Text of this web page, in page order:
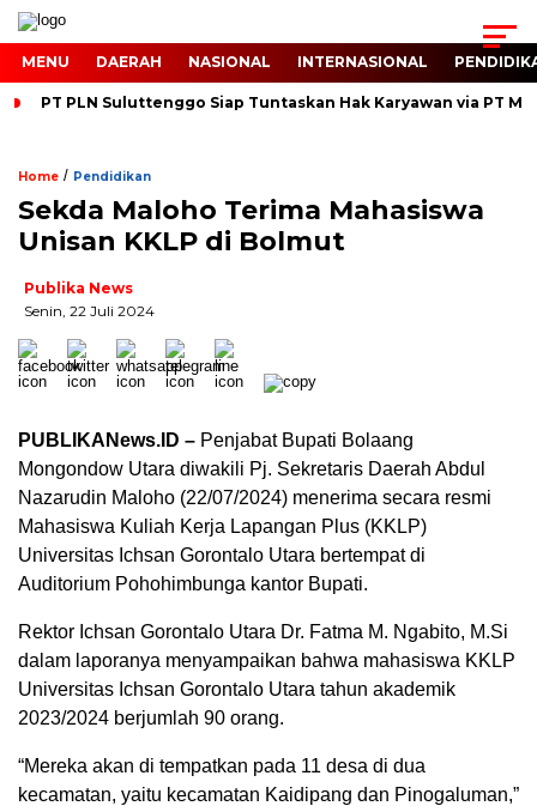
MENU DAERAH NASIONAL INTERNASIONAL
PT PLN Suluttenggo Siap Tuntaskan Hak Karyawan via PT
Home / Pendidikan
Sekda Maloho Terima Mahasiswa
Unisan KKLP di Bolmut
Publika News
Senin, 22 Juli 2024
PUBLIKANews.ID – Penjabat Bupati Bolaang
Mongondow Utara diwakili Pj. Sekretaris Daerah Abdul
Nazarudin Maloho (22/07/2024) menerima secara resmi
Mahasiswa Kuliah Kerja Lapangan Plus (KKLP)
Universitas Ichsan Gorontalo Utara bertempat di
Auditorium Pohohimbunga kantor Bupati.
Rektor Ichsan Gorontalo Utara Dr. Fatma M. Ngabito, M.Si
dalam laporanya menyampaikan bahwa mahasiswa KKLP
Universitas Ichsan Gorontalo Utara tahun akademik
2023/2024 berjumlah 90 orang.
“Mereka akan di tempatkan pada 11 desa di dua
kecamatan, yaitu kecamatan Kaidipang dan Pinogaluman,”